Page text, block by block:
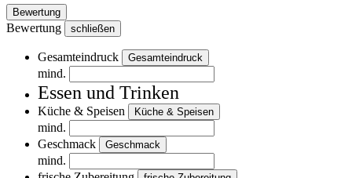
Bewertung
Bewertung schließen
Gesamteindruck Gesamteindruck
mind.
Essen und Trinken
Küche & Speisen Küche & Speisen
mind.
Geschmack
Geschmack
mind.